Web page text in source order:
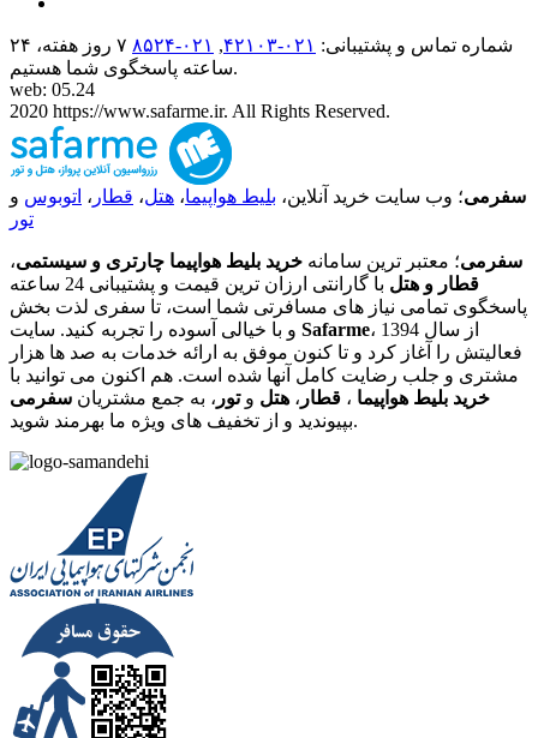
شماره تماس و پشتیبانی: ۰۲۱-۴٢١٠٣ , ۰۲۱-۸۵۲۴
۷ روز هفته، ۲۴
ساعته پاسخگوی شما هستیم.
web: 05.24
2020 https://www.safarme.ir. All Rights Reserved.
سفرمی؛ وب سایت خرید آنلاین، بلیط هواپیما، هتل، قطار ، اتوبوس و
تور
سفرمی؛ معتبر ترین سامانه خرید بلیط هواپیما چارتری و سیستمی،
قطار و هتل
با گارانتی ارزان ترین قیمت و پشتیبانی 24 ساعته
پاسخگوی تمامی نیاز های مسافرتی شما است، تا سفری لذت بخش
Safarme، از سال 1394
فعالیتش را آغاز کرد و تا کنون موفق به ارائه خدمات به صد ها هزار
مشتری و جلب رضایت کامل آنها شده است. هم اکنون می توانید با
خرید بلیط هواپیما ، قطار ، هتل وتور ، به جمع مشتریان سفرمی
بپیوندید و از تخفیف های ویژه ما بهرمند شوید.